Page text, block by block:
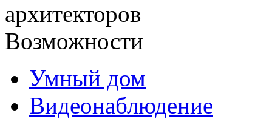
архитекторов
Возможности
Умный дом
Видеонаблюдение